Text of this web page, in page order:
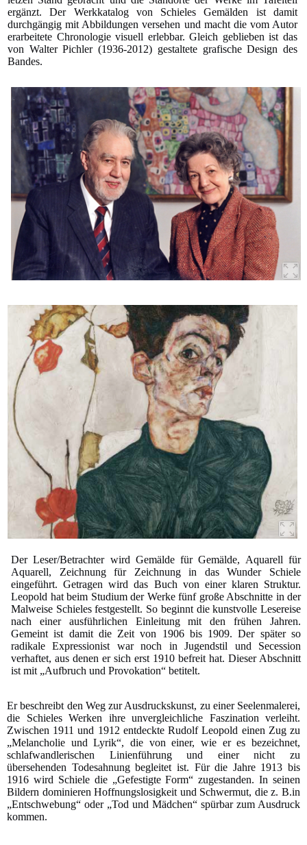
ergänzt. Der Werkkatalog von Schieles Gemälden ist damit
durchgängig mit Abbildungen versehen und macht die vom Autor
erarbeitete Chronologie visuell erlebbar. Gleich geblieben ist das
von Walter Pichler (1936-2012) gestaltete grafische Design des
Bandes.
Der Leser/Betrachter wird Gemälde für Gemälde, Aquarell für
Aquarell, Zeichnung für Zeichnung in das Wunder Schiele
eingeführt. Getragen wird das Buch von einer klaren Struktur.
Leopold hat beim Studium der Werke fünf große Abschnitte in der
Malweise Schieles festgestellt. So beginnt die kunstvolle Lesereise
nach einer ausführlichen Einleitung mit den frühen Jahren.
Gemeint ist damit die Zeit von 1906 bis 1909. Der später so
radikale Expressionist war noch in Jugendstil und Secession
verhaftet, aus denen er sich erst 1910 befreit hat. Dieser Abschnitt
ist mit „Aufbruch und Provokation“ betitelt.
Er beschreibt den Weg zur Ausdruckskunst, zu einer Seelenmalerei,
die Schieles Werken ihre unvergleichliche Faszination verleiht.
Zwischen 1911 und 1912 entdeckte Rudolf Leopold einen Zug zu
„Melancholie und Lyrik“, die von einer, wie er es bezeichnet,
schlafwandlerischen Linienführung und einer nicht zu
übersehenden Todesahnung begleitet ist. Für die Jahre 1913 bis
1916 wird Schiele die „Gefestigte Form“ zugestanden. In seinen
Bildern dominieren Hoffnungslosigkeit und Schwermut, die z. B.in
„Entschwebung“ oder „Tod und Mädchen“ spürbar zum Ausdruck
kommen.